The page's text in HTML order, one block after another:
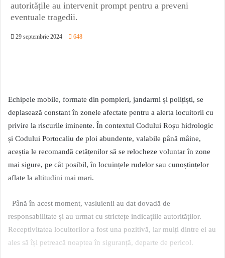
autoritățile au intervenit prompt pentru a preveni
eventuale tragedii.
29 septembrie 2024 648
Echipele mobile, formate din pompieri, jandarmi și polițiști, se
deplasează constant în zonele afectate pentru a alerta locuitorii cu
privire la riscurile iminente. În contextul Codului Roșu hidrologic
și Codului Portocaliu de ploi abundente, valabile până mâine,
aceștia le recomandă cetățenilor să se relocheze voluntar în zone
mai sigure, pe cât posibil, în locuințele rudelor sau cunoștințelor
aflate la altitudini mai mari.
Până în acest moment, vasluienii au dat dovadă de
responsabilitate și au urmat cu strictețe indicațiile autorităților.
Receptivitatea locuitorilor a fost una pozitivă, iar mulți dintre ei au
ales să își petreacă noaptea în siguranță, departe de pericol.